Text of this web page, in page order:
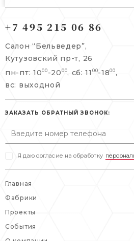
121165, г. Москва,
+7 495 215 06 86
info@belveder-e.ru
пн-пт: 10:00-20:00
сб, вс: выходной
121165, г. Москва,
+7 495 477 45 43
info@belveder-e.ru
пн-пт: 10:00-19:00
вс: выходной
+7 495 215 06 86
Салон “Бельведер”,
Кутузовский пр-т, 26
пн-пт: 1000 -20 00, сб: 11 00-1800 ,
вс: выходной
ЗАКАЗАТЬ ОБРАТНЫЙ ЗВОНОК:
Я даю согласие на обработку
Главная
Фабрики
Проекты
События